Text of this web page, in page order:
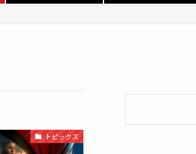
トピックス